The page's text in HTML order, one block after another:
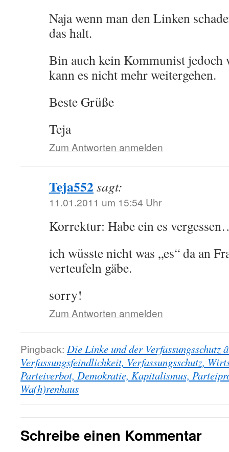
Naja wenn man den Linken
das halt.
Bin auch kein Kommunist jedoch
kann es nicht mehr weitergehen.
Beste Grüße
Teja
Zum Antworten anmelden
Teja552 sagt:
11.01.2011 um 15:54 Uhr
Korrektur: Habe ein es
ich wüsste nicht was „es“ da an
verteufeln gäbe.
sorry!
Zum Antworten anmelden
Pingback: Die Linke und der Verfassungsschutz
Verfassungsfeindlichkeit, Verfassungsschutz,
Parteiverbot, Demokratie, Kapitalismus,
Wa(h)renhaus
Schreibe einen Kommentar